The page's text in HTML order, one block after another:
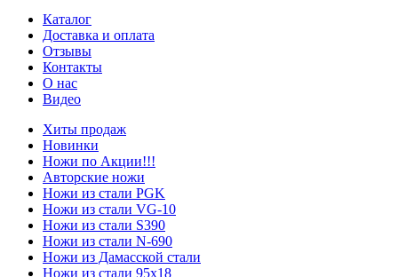
Каталог
Доставка и оплата
Отзывы
Контакты
О нас
Видео
Хиты продаж
Новинки
Ножи по Акции!!!
Авторские ножи
Ножи из стали PGK
Ножи из стали VG-10
Ножи из стали S390
Ножи из стали N-690
Ножи из Дамасской стали
Ножи из стали 95х18